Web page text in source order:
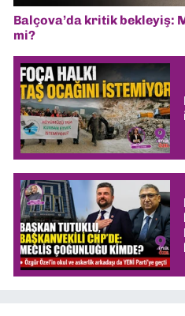
Balçova’da kritik bekleyiş:
mi?